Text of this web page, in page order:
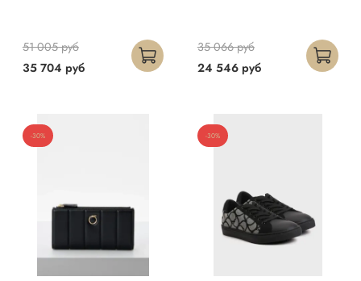
35 704 руб
51 005 руб
24 546 руб
35 066 руб
-30% -30%